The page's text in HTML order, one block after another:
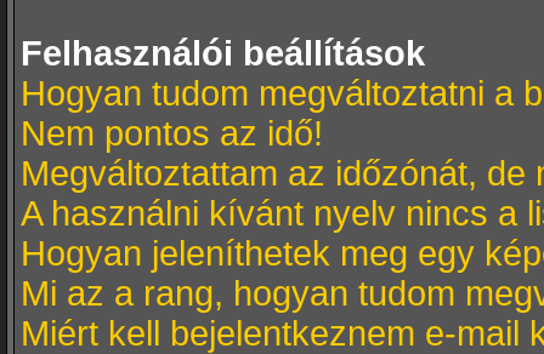
Felhasználói beállítások
Hogyan tudom megváltoztatni a
Nem pontos az idő!
Megváltoztattam az időzónát, de
A használni kívánt nyelv nincs a
Hogyan jeleníthetek meg egy
Mi az a rang, hogyan tudom
Miért kell bejelentkeznem e-mail